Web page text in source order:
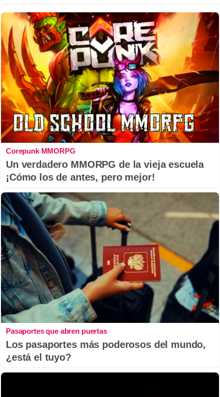
Corepunk MMORPG
Un verdadero MMORPG de la vieja escuela
¡Cómo los de antes, pero mejor!
Pasaportes que abren puertas
Los pasaportes más poderosos del mundo,
¿está el tuyo?